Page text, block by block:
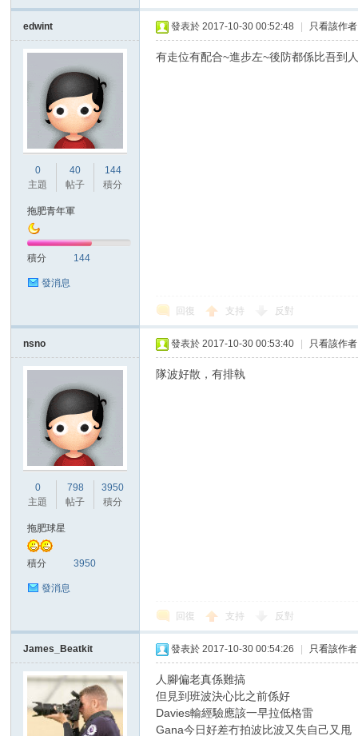
edwint
0
主題
40
帖子
144
積分
拖肥青年軍
積分 144
發消息
發表於 2017-10-30 00:52:48 只看該作者
有走位有配合~進步左~後防都係比吾到
回復 支持 反對
nsno
0
主題
798
帖子
3950
積分
拖肥球星
積分 3950
發消息
發表於 2017-10-30 00:53:40 只看該作者
隊波好散，有排執
回復 支持 反對
James_Beatkit 發表於 2017-10-30 00:54:26 只看該作者
人腳偏老真係難搞
但見到班波決心比之前係好
Davies輸經驗應該一早拉低格雷
Gana今日好差冇拍波比波又失自己又甩